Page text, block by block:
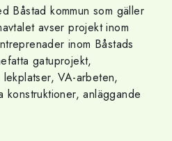
Båstad kommun som gäller
avser projekt inom
inom Båstads
gatuprojekt,
VA-arbeten,
konstruktioner, anläggande